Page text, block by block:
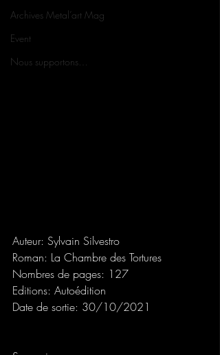
Archives Metal’art Mag
Event
Nous supportons…
Auteur: Sylvain Silvestro
Roman: La Chambre des Tortures
Nombres de pages: 127
Editions: Autoédition
Date de sortie: 30/10/2021